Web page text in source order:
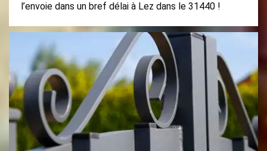
l’envoie dans un bref délai à Lez dans le 31440 !